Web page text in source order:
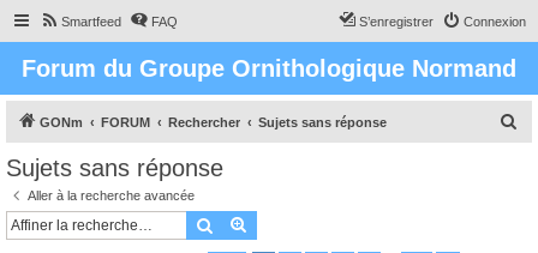
Smartfeed FAQ Connexion
S’enregistrer
Forum du Groupe Ornithologique Normand
GONm FORUM Rechercher Sujets sans réponse
Sujets sans réponse
Aller à la recherche avancée
Rechercher